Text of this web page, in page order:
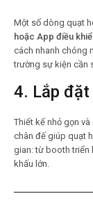
Một số dòng quạt
hoặc App điều
cách nhanh chóng
trường sự kiện cần
4. Lắp
Thiết kế nhỏ gọn
chân đế giúp quạt
gian: từ booth triển
khấu lớn.